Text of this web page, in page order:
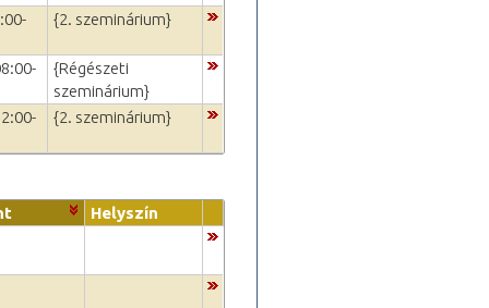
{2. szeminárium}
{Régészeti
szeminárium}
{2. szeminárium}
Helyszín